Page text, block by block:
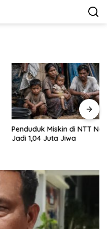
Penduduk Miskin di NTT Naik
Jadi 1,04 Juta Jiwa